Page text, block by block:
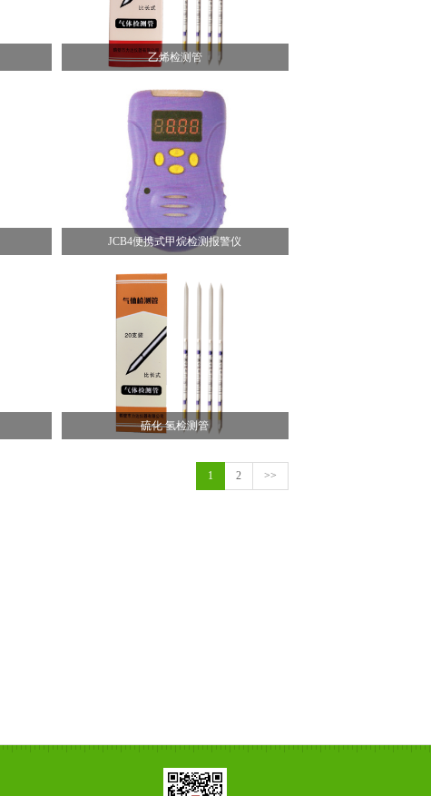
乙烯检测管
JCB4便携式甲烷检测报警仪
硫化 氢检测管
1 2 >>